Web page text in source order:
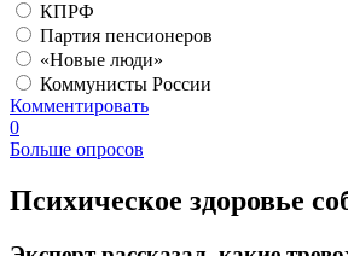
КПРФ
Партия пенсионеров
«Новые люди»
Коммунисты России
Комментировать
0
Больше опросов
​Психическое здоровье